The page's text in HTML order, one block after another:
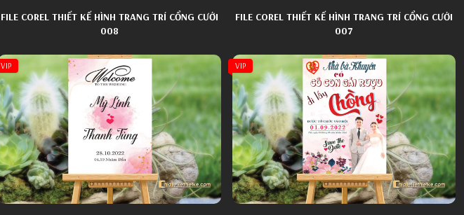
FILE COREL THIẾT KẾ HÌNH TRANG TRÍ CỔNG CƯỚI
008
FILE COREL THIẾT KẾ HÌNH TRANG TRÍ CỔNG CƯỚI
007
VIP VIP